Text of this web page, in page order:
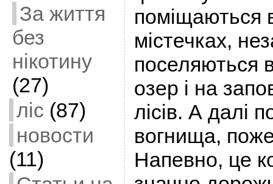
За життя
без
нікотину
(27)
ліс (87)
новости
(11)
поміщаються
містечках,
поселяються
озер і на
лісів. А далі
вогнища,
Напевно, це